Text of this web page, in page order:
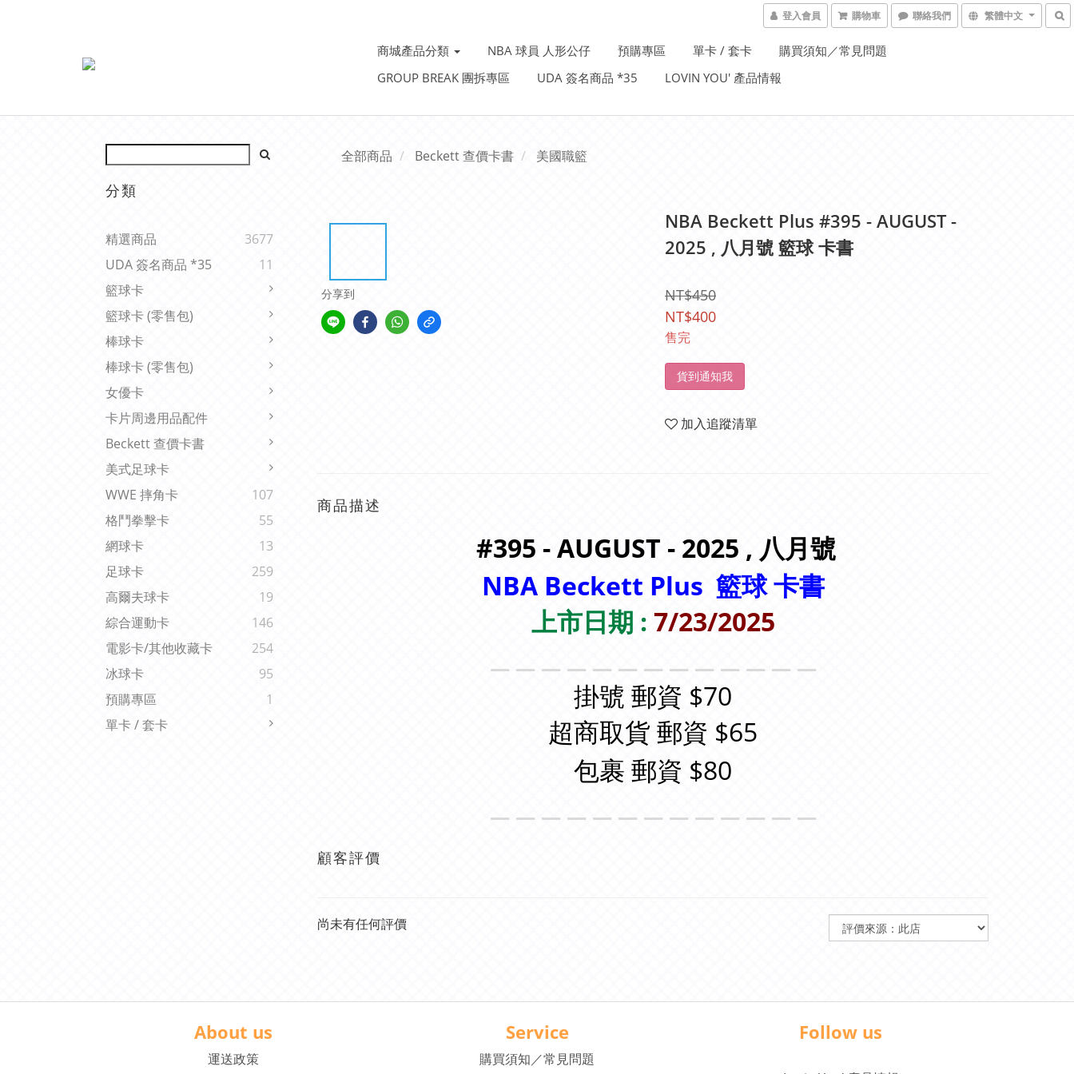
登入會員 購物車 聯絡我們 繁體中文
商城產品分類 NBA 球員 人形公仔 預購專區 單卡 / 套卡
購買須知／常見問題
GROUP BREAK 團拆專區
UDA 簽名商品 *35 LOVIN YOU' 產品情報
分類
精選商品
3677
UDA 簽名商品 *35
11
籃球卡
籃球卡 (零售包)
棒球卡
棒球卡 (零售包)
女優卡
卡片周邊用品配件
Beckett 查價卡書
美式足球卡
WWE 摔角卡
107
格鬥拳擊卡
55
網球卡
13
足球卡
259
高爾夫球卡
19
綜合運動卡
146
電影卡/其他收藏卡
254
冰球卡
95
預購專區
1
單卡 / 套卡
全部商品 Beckett 查價卡書 美國職籃
分享到
NBA Beckett Plus #395 - AUGUST -
2025 , 八月號 籃球 卡書
NT$450
NT$400
售完
貨到通知我
加入追蹤清單
商品描述
#395 - AUGUST - 2025 , 八月號
NBA Beckett Plus 籃球 卡書
上市日期 : 7/23/2025
掛號 郵資 $70
超商取貨 郵資 $65
包裹 郵資 $80
顧客評價
尚未有任何評價
About us
運送政策
Service
購買須知／常見問題
Follow us